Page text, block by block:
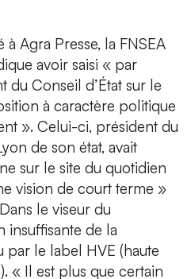
Agra Presse, la FNSEA
avoir saisi « par
Conseil d’État sur le
à caractère politique
». Celui-ci, président du
de son état, avait
sur le site du quotidien
vision de court terme »
le viseur du
insuffisante de la
par le label HVE (haute
« Il est plus que certain